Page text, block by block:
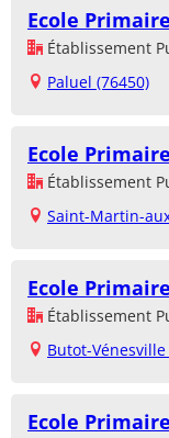
Ecole
Établissement
Paluel (76450)
Ecole
Établissement
Saint-Martin-
Ecole
Établissement
Butot-Vénesville
Ecole